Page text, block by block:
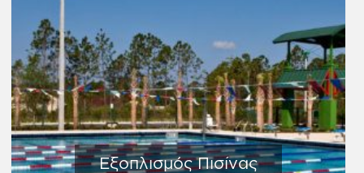
Εξοπλισμός Πισίνας